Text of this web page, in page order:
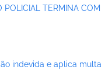
TERMINA COM
indevida e aplica multa